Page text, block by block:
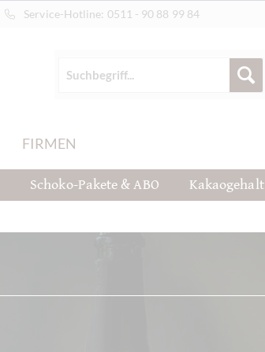
Service-Hotline: 0511 - 90 88 99 84
FIRMEN
Schoko-Pakete & ABO Kakaogehalt